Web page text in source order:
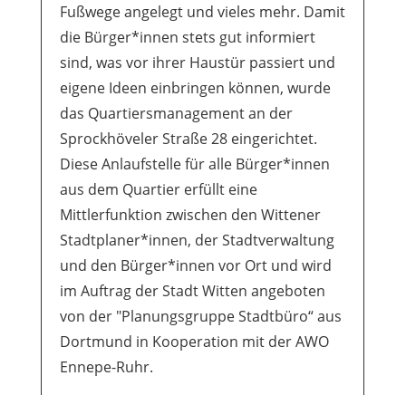
Fußwege angelegt und vieles mehr. Damit
die Bürger*innen stets gut informiert
sind, was vor ihrer Haustür passiert und
eigene Ideen einbringen können, wurde
das Quartiersmanagement an der
Sprockhöveler Straße 28 eingerichtet.
Diese Anlaufstelle für alle Bürger*innen
aus dem Quartier erfüllt eine
Mittlerfunktion zwischen den Wittener
Stadtplaner*innen, der Stadtverwaltung
und den Bürger*innen vor Ort und wird
im Auftrag der Stadt Witten angeboten
von der "Planungsgruppe Stadtbüro“ aus
Dortmund in Kooperation mit der AWO
Ennepe-Ruhr.